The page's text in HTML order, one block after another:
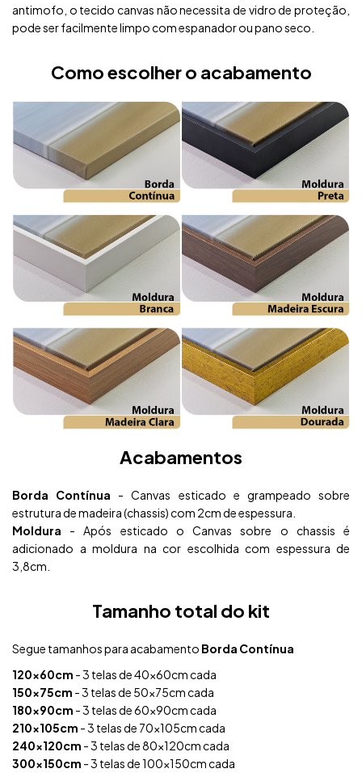
antimofo, o tecido canvas não necessita de vidro de proteção,
pode ser facilmente limpo com espanador ou pano seco.
Como escolher o acabamento
Acabamentos
Borda Contínua - Canvas esticado e grampeado sobre
estrutura de madeira (chassis) com 2cm de espessura.
Moldura - Após esticado o Canvas sobre o chassis é
adicionado a moldura na cor escolhida com espessura de
3,8cm.
Tamanho total do kit
Segue tamanhos para acabamento Borda Contínua
120x60cm - 3 telas de 40x60cm cada
150x75cm - 3 telas de 50x75cm cada
180x90cm - 3 telas de 60x90cm cada
210x105cm - 3 telas de 70x105cm cada
240x120cm - 3 telas de 80x120cm cada
300x150cm - 3 telas de 100x150cm cada